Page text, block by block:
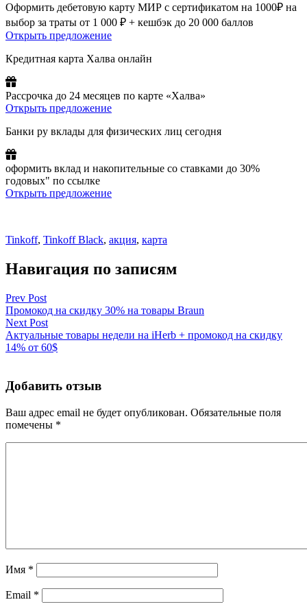
Оформить дебетовую карту МИР с сертификатом на 1000₽ на
выбор за траты от 1 000 ₽ + кешбэк до 20 000 баллов
Открыть предложение
Кредитная карта Халва онлайн
Рассрочка до 24 месяцев по карте «Халва»
Открыть предложение
Банки ру вклады для физических лиц сегодня
оформить вклад и накопительные со ставками до 30%
годовых" по ссылке
Открыть предложение
Tinkoff, Tinkoff Black, акция, карта
Навигация по записям
Prev Post
Промокод на скидку 30% на товары Braun
Next Post
Актуальные товары недели на iHerb + промокод на скидку
14% от 60$
Добавить отзыв
Ваш адрес email не будет опубликован. Обязательные поля
помечены *
Имя *
Email *